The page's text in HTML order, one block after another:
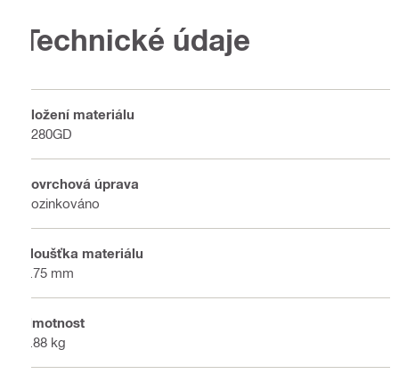
Technické údaje
Složení materiálu
S280GD
Povrchová úprava
Pozinkováno
Tloušťka materiálu
2.75 mm
Hmotnost
5.88 kg